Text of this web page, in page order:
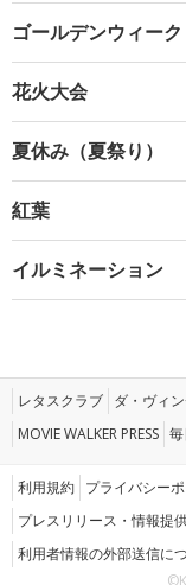
ゴールデンウィーク
花火大会
夏休み（夏祭り）
紅葉
イルミネーション
レタスクラブ ダ・ヴィ
MOVIE WALKER PRESS
利用規約 プライバシー
プレスリリース・情報提
利用者情報の外部送信に